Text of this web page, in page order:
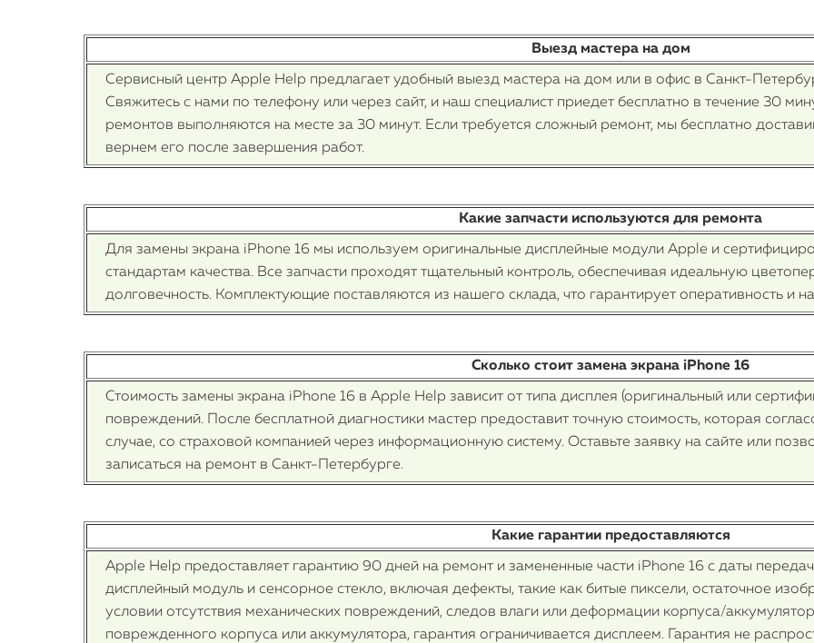
Выезд мастера на дом
Сервисный центр Apple Help предлагает удобный выезд мастера на дом или в офис в Санкт-
Свяжитесь с нами по телефону или через сайт, и наш специалист приедет бесплатно в течение 30
ремонтов выполняются на месте за 30 минут. Если требуется сложный ремонт, мы бесплатно
вернем его после завершения работ.
Какие запчасти используются для ремонта
Для замены экрана iPhone 16 мы используем оригинальные дисплейные модули Apple и
стандартам качества. Все запчасти проходят тщательный контроль, обеспечивая идеальную
долговечность. Комплектующие поставляются из нашего склада, что гарантирует оперативность и
Сколько стоит замена экрана iPhone 16
Стоимость замены экрана iPhone 16 в Apple Help зависит от типа дисплея (оригинальный или
повреждений. После бесплатной диагностики мастер предоставит точную стоимость, которая
случае, со страховой компанией через информационную систему. Оставьте заявку на сайте или
записаться на ремонт в Санкт-Петербурге.
Какие гарантии предоставляются
Apple Help предоставляет гарантию 90 дней на ремонт и замененные части iPhone 16 с даты
дисплейный модуль и сенсорное стекло, включая дефекты, такие как битые пиксели, остаточное
условии отсутствия механических повреждений, следов влаги или деформации корпуса/
поврежденного корпуса или аккумулятора, гарантия ограничивается дисплеем. Гарантия не